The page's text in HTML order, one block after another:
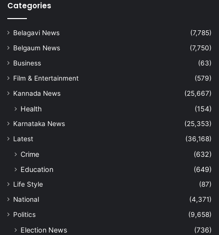
Categories
Belagavi News
(7,785)
Belgaum News
(7,750)
Business
(63)
Film & Entertainment
(579)
Kannada News
(25,667)
Health (154)
Karnataka News
(25,353)
Latest
(36,168)
Crime
(632)
Education
(649)
Life Style
(87)
National
(4,371)
Politics
(9,658)
Election News (736)